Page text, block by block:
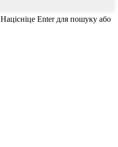
Націсніце Enter для пошуку або